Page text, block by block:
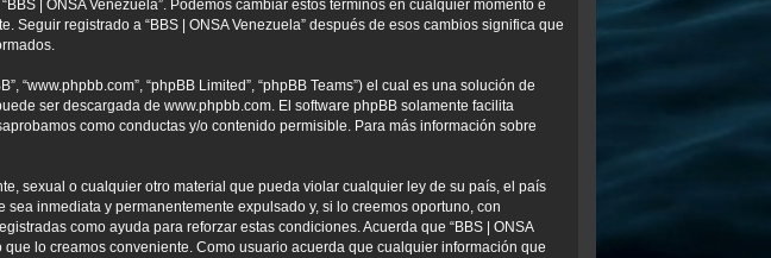
| ONSA Venezuela”. Podemos cambiar estos términos en cualquier momento e
registrado a “BBS | ONSA Venezuela” después de esos cambios significa que
“www.phpbb.com”, “phpBB Limited”, “phpBB Teams”) el cual es una solución de
ser descargada de www.phpbb.com. El software phpBB solamente facilita
como conductas y/o contenido permisible. Para más información sobre
sexual o cualquier otro material que pueda violar cualquier ley de su país, el país
inmediata y permanentemente expulsado y, si lo creemos oportuno, con
como ayuda para reforzar estas condiciones. Acuerda que “BBS | ONSA
lo creamos conveniente. Como usuario acuerda que cualquier información que